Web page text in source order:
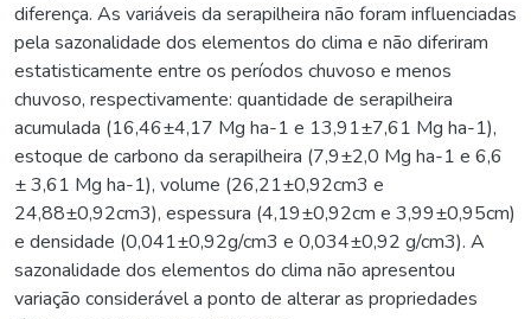
diferença. As variáveis da serapilheira não foram influenciadas
pela sazonalidade dos elementos do clima e não diferiram
estatisticamente entre os períodos chuvoso e menos
chuvoso, respectivamente: quantidade de serapilheira
acumulada (16,46±4,17 Mg ha-1 e 13,91±7,61 Mg ha-1),
estoque de carbono da serapilheira (7,9±2,0 Mg ha-1 e 6,6
± 3,61 Mg ha-1), volume (26,21±0,92cm3 e
24,88±0,92cm3), espessura (4,19±0,92cm e 3,99±0,95cm)
e densidade (0,041±0,92g/cm3 e 0,034±0,92 g/cm3). A
sazonalidade dos elementos do clima não apresentou
variação considerável a ponto de alterar as propriedades